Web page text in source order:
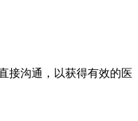
沟通，以获得有效的医